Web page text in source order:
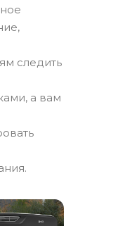
следить
а вам